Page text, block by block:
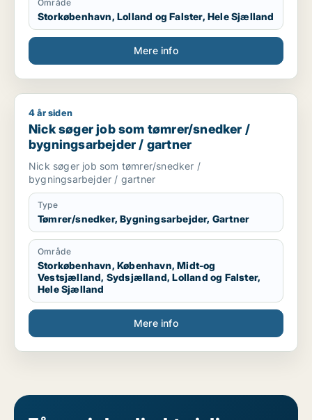
Område
Storkøbenhavn, Lolland og Falster, Hele Sjælland
Mere info
Nick søger job som tømrer/snedker / bygningsarbejder /
4 år siden
Nick søger job som tømrer/snedker /
bygningsarbejder / gartner
Nick søger job som tømrer/snedker /
bygningsarbejder / gartner
Type
Tømrer/snedker, Bygningsarbejder, Gartner
Område
Storkøbenhavn, København, Midt-og
Vestsjælland, Sydsjælland, Lolland og Falster,
Hele Sjælland
Mere info